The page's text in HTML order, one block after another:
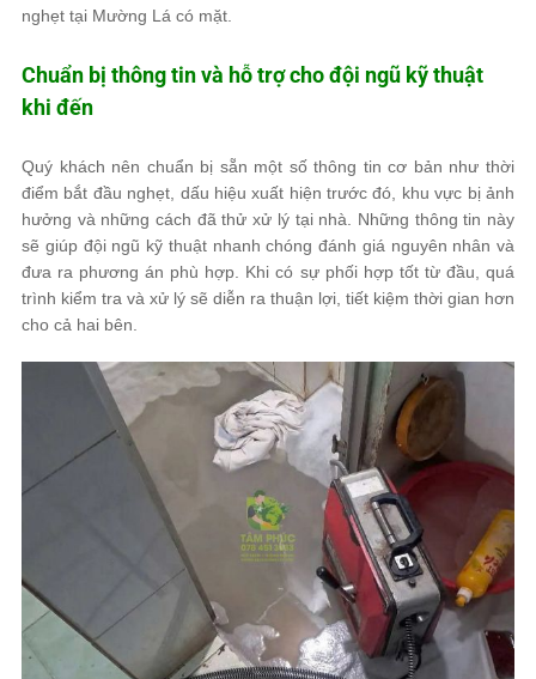
nghẹt tại Mường Lá có mặt.
Chuẩn bị thông tin và hỗ trợ cho đội ngũ kỹ thuật
khi đến
Quý khách nên chuẩn bị sẵn một số thông tin cơ bản như thời
điểm bắt đầu nghẹt, dấu hiệu xuất hiện trước đó, khu vực bị ảnh
hưởng và những cách đã thử xử lý tại nhà. Những thông tin này
sẽ giúp đội ngũ kỹ thuật nhanh chóng đánh giá nguyên nhân và
đưa ra phương án phù hợp. Khi có sự phối hợp tốt từ đầu, quá
trình kiểm tra và xử lý sẽ diễn ra thuận lợi, tiết kiệm thời gian hơn
cho cả hai bên.